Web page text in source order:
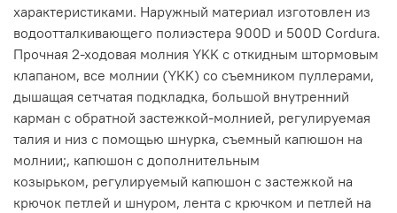
характеристиками. Наружный материал изготовлен из
водоотталкивающего полиэстера 900D и 500D Cordura.
Прочная 2-ходовая молния YKK с откидным штормовым
клапаном, все молнии (YKK) со съемником пуллерами,
дышащая сетчатая подкладка, большой внутренний
карман с обратной застежкой-молнией, регулируемая
талия и низ с помощью шнурка, съемный капюшон на
молнии;, капюшон с дополнительным
козырьком, регулируемый капюшон с застежкой на
крючок петлей и шнуром, лента с крючком и петлей на